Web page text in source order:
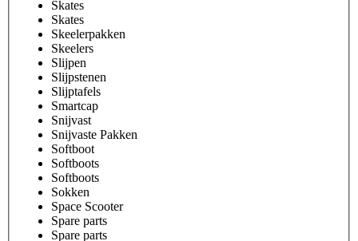
Skates
Skates
Skeelerpakken
Skeelers
Slijpen
Slijpstenen
Slijptafels
Smartcap
Snijvast
Snijvaste Pakken
Softboot
Softboots
Softboots
Sokken
Space Scooter
Spare parts
Spare parts